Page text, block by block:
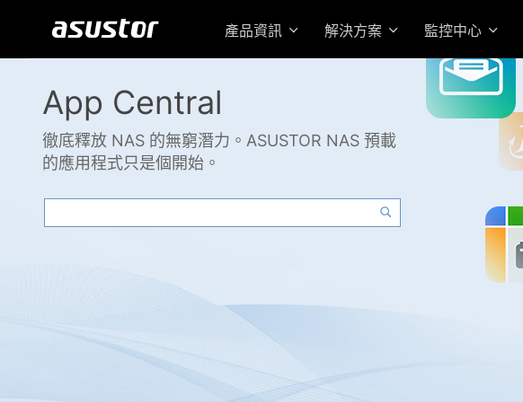
產品資訊 解決方案 監控中心
App Central
徹底釋放 NAS 的無窮潛力。ASUSTOR NAS 預載
的應用程式只是個開始。